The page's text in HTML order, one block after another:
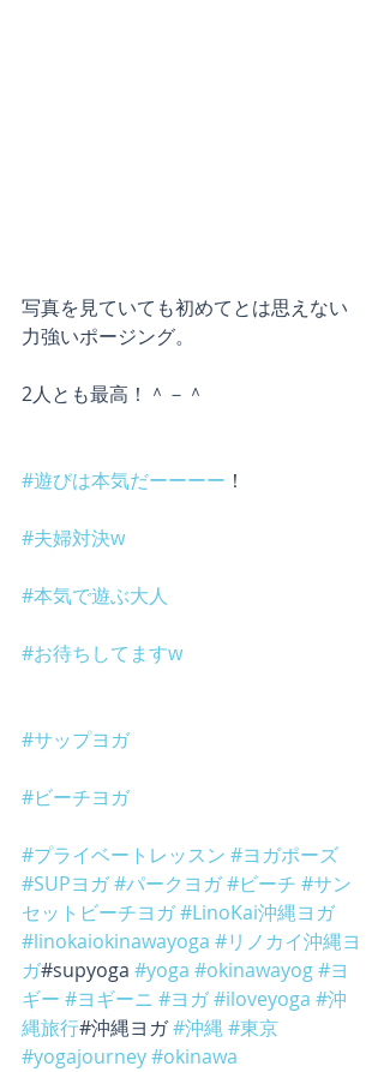
写真を見ていても初めてとは思えない
力強いポージング。
2人とも最高！＾－＾
#遊びは本気だーーーー ！
#夫婦対決w
#本気で遊ぶ大人
#お待ちしてますw
#サップヨガ
#ビーチヨガ
#プライベートレッスン #ヨガポーズ
#SUPヨガ#パークヨガ#ビーチ #サン
セットビーチヨガ#LinoKai沖縄ヨガ
#linokaiokinawayoga #リノカイ沖縄ヨ
ガ#supyoga #yoga #okinawayog#ヨ
ギー #ヨギーニ #ヨガ#iloveyoga #沖
縄旅行#沖縄ヨガ #沖縄 #東京
#yogajourney#okinawa